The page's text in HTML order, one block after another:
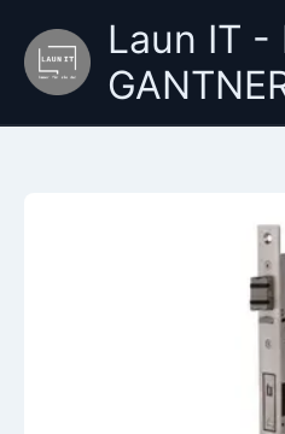
Inhalt
springen
Laun IT -